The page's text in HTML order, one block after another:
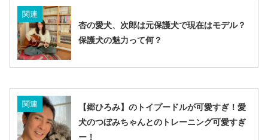
関連
杏の愛犬、次郎は元保護犬で現在はモデル？
保護犬の魅力って何？
関連
【郷ひろみ】のトイプードルが可愛すぎ！愛
犬のつぼみちゃんとのトレーニング可愛すぎ
ー！